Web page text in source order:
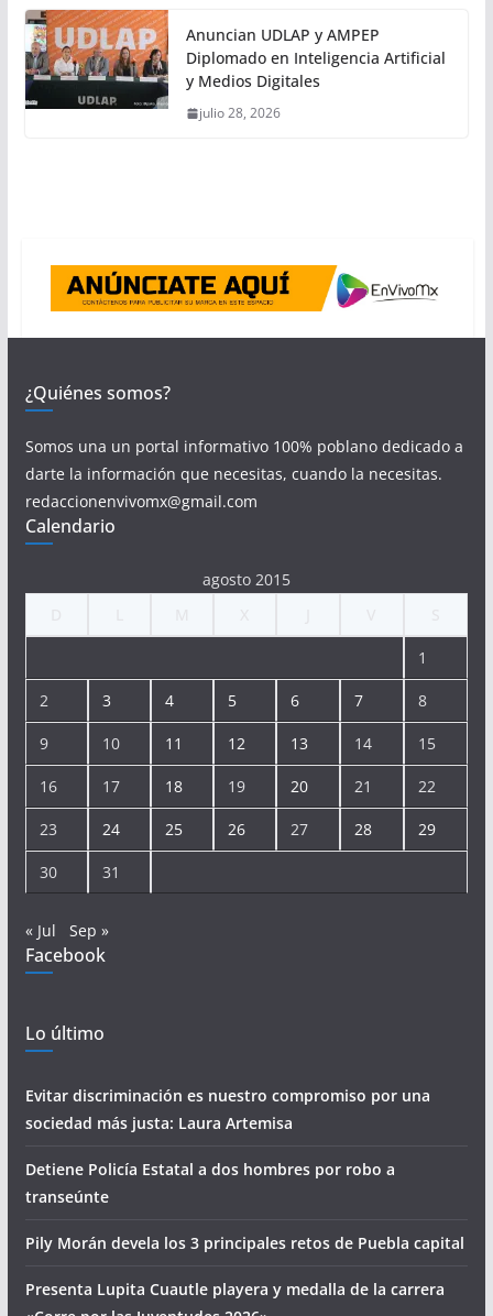
Anuncian UDLAP y AMPEP
Diplomado en Inteligencia Artificial
y Medios Digitales
julio 28, 2026
¿Quiénes somos?
Somos una un portal informativo 100% poblano dedicado a
darte la información que necesitas, cuando la necesitas.
redaccionenvivomx@gmail.com
Calendario
agosto 2015
1
2 3 4 5 6 7 8
9 10 11 12 13 14 15
16 17 18 19 20 21 22
23 24 25 26 27 28 29
30 31
« Jul Sep »
Facebook
Lo último
Evitar discriminación es nuestro compromiso por una
sociedad más justa: Laura Artemisa
Detiene Policía Estatal a dos hombres por robo a
transeúnte
Pily Morán devela los 3 principales retos de Puebla capital
Presenta Lupita Cuautle playera y medalla de la carrera